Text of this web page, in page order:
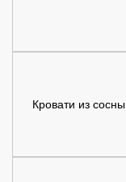
Кровати из сосны